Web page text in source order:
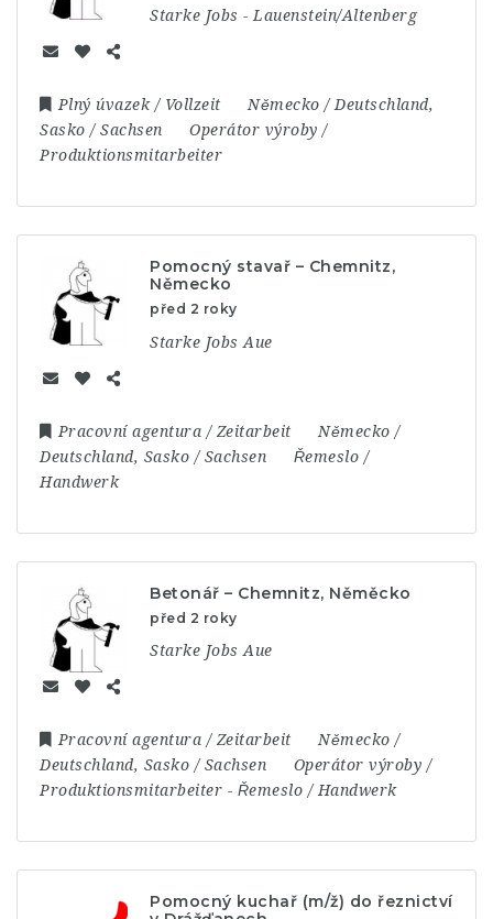
Starke Jobs - Lauenstein/Altenberg
Plný úvazek / Vollzeit Německo / Deutschland,
Sasko / Sachsen
Operátor výroby /
Produktionsmitarbeiter
Pomocný stavař – Chemnitz,
Německo
před 2 roky
Starke Jobs Aue
Pracovní agentura / Zeitarbeit
Německo /
Deutschland, Sasko / Sachsen
Řemeslo /
Handwerk
Betonář – Chemnitz, Něměcko
před 2 roky
Starke Jobs Aue
Pracovní agentura / Zeitarbeit
Německo /
Deutschland, Sasko / Sachsen
Operátor výroby /
Produktionsmitarbeiter - Řemeslo / Handwerk
Pomocný kuchař (m/ž) do řeznictví